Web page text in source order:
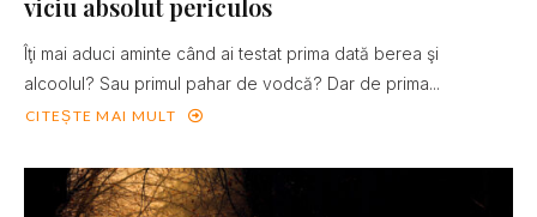
viciu absolut periculos
Îţi mai aduci aminte când ai testat prima dată berea şi
alcoolul? Sau primul pahar de vodcă? Dar de prima...
CITEȘTE MAI MULT